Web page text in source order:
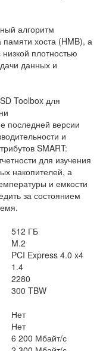
алгоритм
хоста (HMB), а
плотностью
данных и
Toolbox для
последней версии
и
SMART:
для изучения
накопителей, а
и емкости
за состоянием
512 ГБ
M.2
PCI Express 4.0 x4
1.4
2280
300 TBW
Нет
Нет
6 200 Мбайт/с